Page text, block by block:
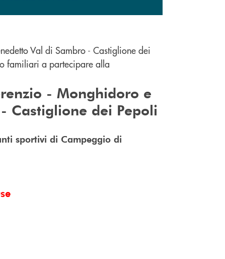
Val di Sambro - Castiglione dei
familiari a partecipare alla
- Monghidoro e
Castiglione dei Pepoli
sportivi di Campeggio di